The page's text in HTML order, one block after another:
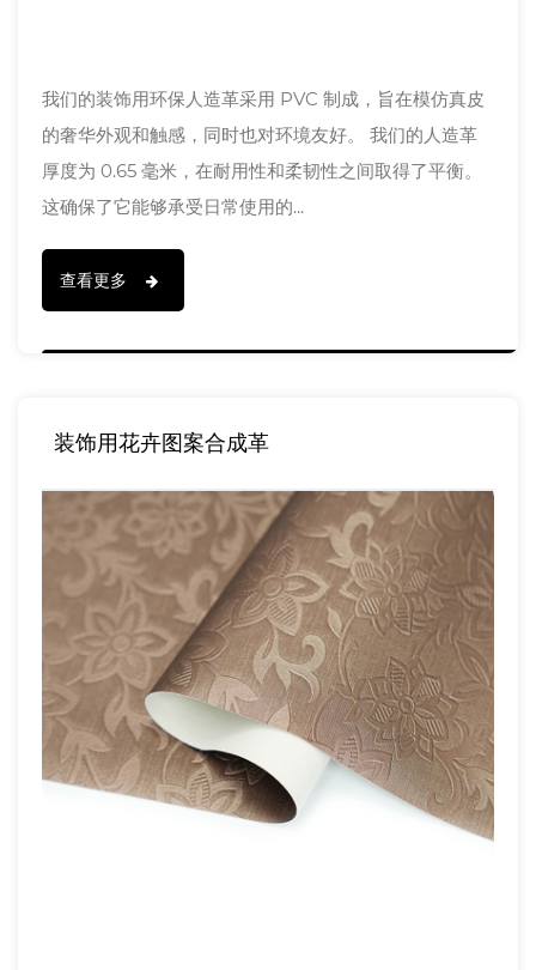
我们的装饰用环保人造革采用 PVC 制成，旨在模仿真皮
的奢华外观和触感，同时也对环境友好。 我们的人造革
厚度为 0.65 毫米，在耐用性和柔韧性之间取得了平衡。
这确保了它能够承受日常使用的...
查看更多
装饰用花卉图案合成革